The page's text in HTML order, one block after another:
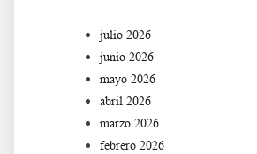
julio 2026
junio 2026
mayo 2026
abril 2026
marzo 2026
febrero 2026